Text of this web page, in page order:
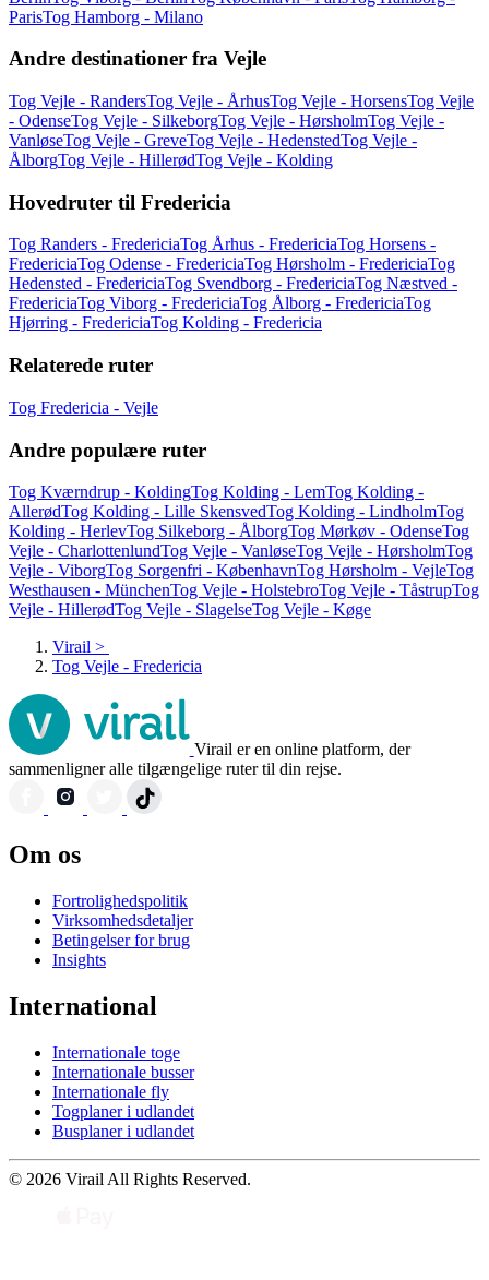
ParisTog Hamborg - Milano
Andre destinationer fra Vejle
Tog Vejle - RandersTog Vejle - ÅrhusTog Vejle - HorsensTog Vejle
- OdenseTog Vejle - SilkeborgTog Vejle - HørsholmTog Vejle -
VanløseTog Vejle - GreveTog Vejle - HedenstedTog Vejle -
ÅlborgTog Vejle - HillerødTog Vejle - Kolding
Hovedruter til Fredericia
Tog Randers - FredericiaTog Århus - FredericiaTog Horsens -
FredericiaTog Odense - FredericiaTog Hørsholm - FredericiaTog
Hedensted - FredericiaTog Svendborg - FredericiaTog Næstved -
FredericiaTog Viborg - FredericiaTog Ålborg - FredericiaTog
Hjørring - FredericiaTog Kolding - Fredericia
Relaterede ruter
Tog Fredericia - Vejle
Andre populære ruter
Tog Kværndrup - KoldingTog Kolding - LemTog Kolding -
AllerødTog Kolding - Lille SkensvedTog Kolding - LindholmTog
Kolding - HerlevTog Silkeborg - ÅlborgTog Mørkøv - OdenseTog
Vejle - CharlottenlundTog Vejle - VanløseTog Vejle - HørsholmTog
Vejle - ViborgTog Sorgenfri - KøbenhavnTog Hørsholm - VejleTog
Westhausen - MünchenTog Vejle - HolstebroTog Vejle - TåstrupTog
Vejle - HillerødTog Vejle - SlagelseTog Vejle - Køge
Virail >
Tog Vejle - Fredericia
Virail er en online platform, der
sammenligner alle tilgængelige ruter til din rejse.
Om os
Fortrolighedspolitik
Virksomhedsdetaljer
Betingelser for brug
Insights
International
Internationale toge
Internationale busser
Internationale fly
Togplaner i udlandet
Busplaner i udlandet
© 2026 Virail All Rights Reserved.